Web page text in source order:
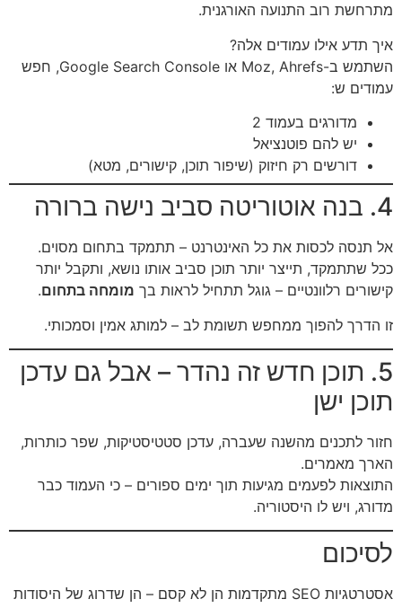
מתרחשת רוב התנועה האורגנית.
איך תדע אילו עמודים אלה?
השתמש ב-Moz, Ahrefs או Google Search Console, חפש
עמודים ש:
מדורגים בעמוד 2
יש להם פוטנציאל
דורשים רק חיזוק (שיפור תוכן, קישורים, מטא)
4. בנה אוטוריטה סביב נישה ברורה
אל תנסה לכסות את כל האינטרנט – תתמקד בתחום מסוים.
ככל שתתמקד, תייצר יותר תוכן סביב אותו נושא, ותקבל יותר
קישורים רלוונטיים – גוגל תתחיל לראות בך מומחה בתחום.
זו הדרך להפוך ממחפש תשומת לב – למותג אמין וסמכותי.
5. תוכן חדש זה נהדר – אבל גם עדכן
תוכן ישן
חזור לתכנים מהשנה שעברה, עדכן סטטיסטיקות, שפר כותרות,
הארך מאמרים.
התוצאות לפעמים מגיעות תוך ימים ספורים – כי העמוד כבר
מדורג, ויש לו היסטוריה.
לסיכום
אסטרטגיות SEO מתקדמות הן לא קסם – הן שדרוג של היסודות